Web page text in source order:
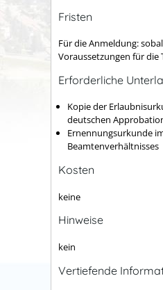
Fristen
Für die Anmeldung:
Voraussetzungen für die
Erforderliche
Kopie der
deutschen
Ernennungsurkunde
Beamtenverhältnisses
Kosten
keine
Hinweise
kein
Vertiefende